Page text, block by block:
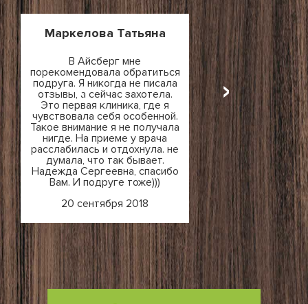
Маркелова Татьяна
В Айсберг мне
порекомендовала обратиться
подруга. Я никогда не писала
отзывы, а сейчас захотела.
Это первая клиника, где я
чувствовала себя особенной.
Такое внимание я не получала
нигде. На приеме у врача
расслабилась и отдохнула. не
думала, что так бывает.
Надежда Сергеевна, спасибо
Вам. И подруге тоже)))
20 сентября 2018
‹ ›